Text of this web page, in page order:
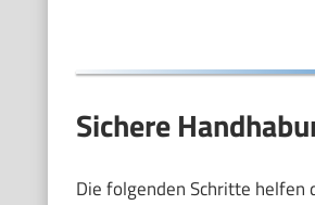
Sichere
Die folgenden Schritte helfen